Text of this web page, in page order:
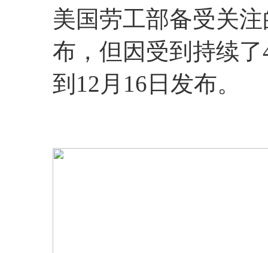
美国劳工部备受关
布，但因受到持续
到12月16日发布。